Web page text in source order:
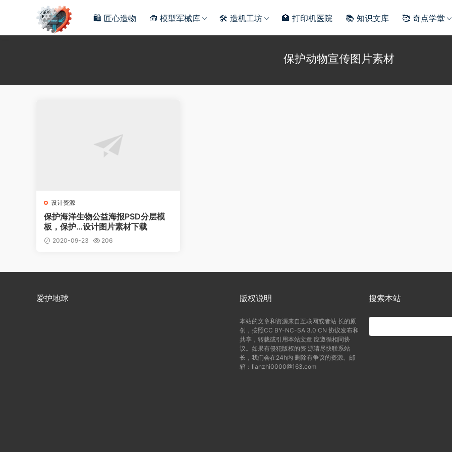
🛍️ 匠心造物 🧰 模型军械库 🛠️ 造机工坊 🏥 打印机医院 📚 知识文库 🥰 奇点学堂
保护动物宣传图片素材
设计资源
保护海洋生物公益海报PSD分层模
板，保护…设计图片素材下载
2020-09-23 206
爱护地球 版权说明
本站的文章和资源来自互联网或者站 长的原
创，按照CC BY-NC-SA 3.0 CN 协议发布和
共享，转载或引用本站文章 应遵循相同协
议。如果有侵犯版权的资 源请尽快联系站
长，我们会在24h内 删除有争议的资源。邮
箱：lianzhi0000@163.com
搜索本站